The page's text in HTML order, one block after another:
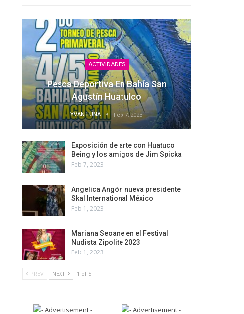
ACTIVIDADES
Pesca Deportiva En Bahía San
Agustín Huatulco
YVAN LUNA Feb 7, 2023
Exposición de arte con Huatuco
Being y los amigos de Jim Spicka
Feb 7, 2023
Angelica Angón nueva presidente
Skal International México
Feb 1, 2023
Mariana Seoane en el Festival
Nudista Zipolite 2023
Feb 1, 2023
PREV NEXT 1 of 5